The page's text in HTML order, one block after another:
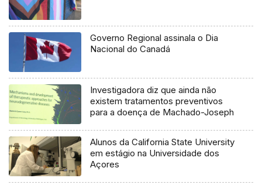
Governo Regional assinala o Dia
Nacional do Canadá
Investigadora diz que ainda não
existem tratamentos preventivos
para a doença de Machado-Joseph
Alunos da California State University
em estágio na Universidade dos
Açores